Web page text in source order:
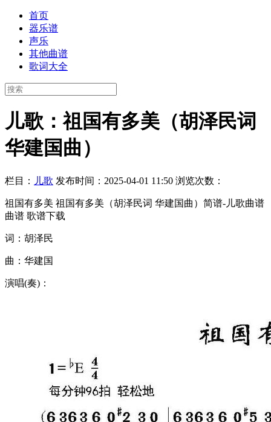
首页
器乐谱
声乐
其他曲谱
歌词大全
儿歌：祖国有多美（胡泽民词
华建国曲）
栏目： 儿歌 发布时间：2025-04-01 11:50 浏览次数：
祖国有多美 祖国有多美（胡泽民词 华建国曲）简谱-儿歌曲谱
曲谱 歌谱下载
词：胡泽民
曲：华建国
演唱(奏)：